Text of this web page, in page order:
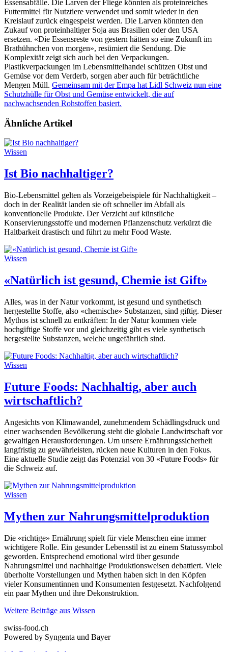
Essensabfälle. Die Larven der Fliege könnten als proteinreiches
Futtermittel für Nutztiere verwendet und somit wieder in den
Kreislauf zurück eingespeist werden. Die Larven könnten den
Zukauf von proteinhaltiger Soja aus Brasilien oder den USA
ersetzen. «Die Essensreste von gestern hätten so eine Zukunft im
Brathühnchen von morgen», resümiert die Sendung. Die
Komplexität zeigt sich auch bei den Verpackungen.
Plastikverpackungen im Lebensmittelhandel schützen Obst und
Gemüse vor dem Verderb, sorgen aber auch für beträchtliche
Mengen Müll. Gemeinsam mit der Empa hat Lidl Schweiz nun eine
Schutzhülle für Obst und Gemüse entwickelt, die auf
nachwachsenden Rohstoffen basiert.
Ähnliche Artikel
Wissen
Ist Bio nachhaltiger?
Bio-Lebensmittel gelten als Vorzeigebeispiele für Nachhaltigkeit –
doch in der Realität landen sie oft schneller im Abfall als
konventionelle Produkte. Der Verzicht auf künstliche
Konservierungsstoffe und modernen Pflanzenschutz verkürzt die
Haltbarkeit drastisch und führt zu mehr Food Waste.
Wissen
«Natürlich ist gesund, Chemie ist Gift»
Alles, was in der Natur vorkommt, ist gesund und synthetisch
hergestellte Stoffe, also «chemische» Substanzen, sind giftig. Dieser
Mythos ist schnell zu entkräften: In der Natur kommen viele
hochgiftige Stoffe vor und gleichzeitig gibt es viele synthetisch
hergestellte Substanzen, welche ungefährlich sind.
Wissen
Future Foods: Nachhaltig, aber auch
wirtschaftlich?
Angesichts von Klimawandel, zunehmendem Schädlingsdruck und
einer wachsenden Bevölkerung steht die globale Landwirtschaft vor
gewaltigen Herausforderungen. Um unsere Ernährungssicherheit
langfristig zu gewährleisten, rücken neue Kulturen in den Fokus.
Eine aktuelle Studie zeigt das Potenzial von 30 «Future Foods» für
die Schweiz auf.
Wissen
Mythen zur Nahrungsmittelproduktion
Die «richtige» Ernährung spielt für viele Menschen eine immer
wichtigere Rolle. Ein gesunder Lebensstil ist zu einem Statussymbol
geworden. Entsprechend emotional wird über gesunde
Nahrungsmittel und nachhaltige Produktionsweisen debattiert. Viele
überholte Vorstellungen und Mythen haben sich in den Köpfen
vieler Konsumentinnen und Konsumenten festgesetzt. Nachfolgend
ein paar Mythen und ihre Dekonstruktion.
Weitere Beiträge aus Wissen
swiss-food.ch
Powered by Syngenta und Bayer